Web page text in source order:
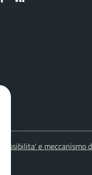
e meccanismo